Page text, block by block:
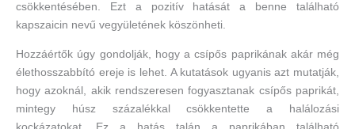
csökkentésében. Ezt a pozitív hatását a benne található
kapszaicin nevű vegyületének köszönheti.
Hozzáértők úgy gondolják, hogy a csípős paprikának akár még
élethosszabbító ereje is lehet. A kutatások ugyanis azt mutatják,
hogy azoknál, akik rendszeresen fogyasztanak csípős paprikát,
mintegy húsz százalékkal csökkentette a halálozási